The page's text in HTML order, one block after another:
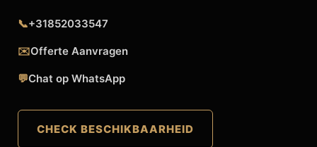
📞+31852033547
✉️Offerte Aanvragen
💬Chat op WhatsApp
CHECK BESCHIKBAARHEID